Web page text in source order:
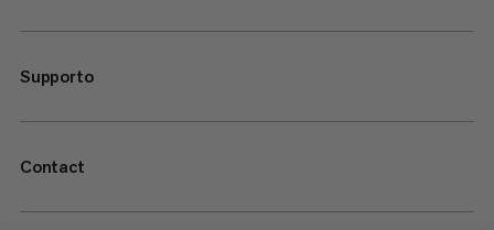
Supporto
Contact